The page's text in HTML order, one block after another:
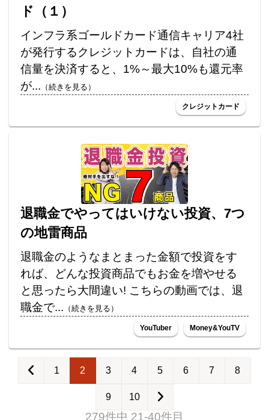
ド（１）
インフラ系ゴールドカード通信キャリア4社
が発行するクレジットカードは、自社の通
信量を決済すると、1%～最大10%も還元率
が... （続きを見る）
クレジットカード
退職金でやってはいけない投資、7つ
の地雷商品
退職金のようなまとまった金額で投資をす
れば、どんな投資商品でもお金を増やせる
と思ったら大間違い! こちらの動画では、退
職金で... （続きを見る）
YouTuber Money&YouTV
279件中 21-40件目
1 2 3 4 5 6 7 8
9 10